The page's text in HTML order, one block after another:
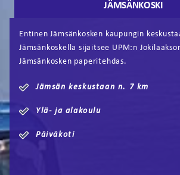
JÄMSÄNKOSKI
Entinen Jämsänkosken kaupungin
Jämsänkoskella sijaitsee UPM:n
Jämsänkosken paperitehdas.
Jämsän keskustaan n. 7 km
Ylä- ja alakoulu
Päiväkoti